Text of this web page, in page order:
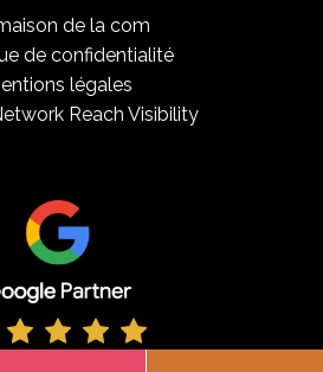
de la com
de confidentialité
légales
Reach Visibility